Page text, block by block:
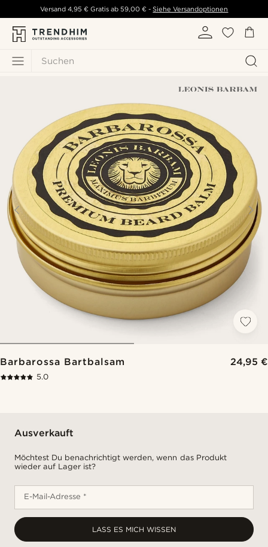
Suchen
Versand 4,95 € Gratis ab 59,00 € - Siehe Versandoptionen
Barbarossa Bartbalsam 24,95 €
5.0
Ausverkauft
Möchtest Du benachrichtigt werden, wenn das Produkt
wieder auf Lager ist?
E-Mail-Adresse *
LASS ES MICH WISSEN